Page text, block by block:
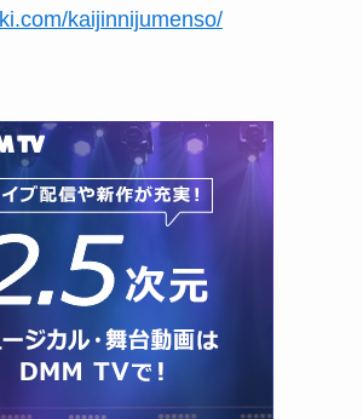
kaijinnijumenso/